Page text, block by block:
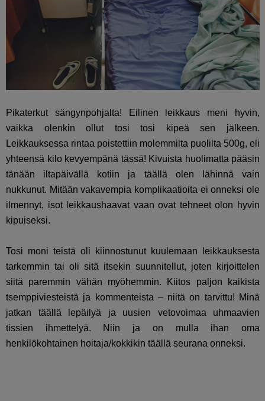
Pikaterkut sängynpohjalta! Eilinen leikkaus meni hyvin,
vaikka olenkin ollut tosi tosi kipeä sen jälkeen.
Leikkauksessa rintaa poistettiin molemmilta puolilta 500g, eli
yhteensä kilo kevyempänä tässä! Kivuista huolimatta pääsin
tänään iltapäivällä kotiin ja täällä olen lähinnä vain
nukkunut. Mitään vakavempia komplikaatioita ei onneksi ole
ilmennyt, isot leikkaushaavat vaan ovat tehneet olon hyvin
kipuiseksi.
Tosi moni teistä oli kiinnostunut kuulemaan leikkauksesta
tarkemmin tai oli sitä itsekin suunnitellut, joten kirjoittelen
siitä paremmin vähän myöhemmin. Kiitos paljon kaikista
tsemppiviesteistä ja kommenteista – niitä on tarvittu! Minä
jatkan täällä lepäilyä ja uusien vetovoimaa uhmaavien
tissien ihmettelyä. Niin ja on mulla ihan oma
henkilökohtainen hoitaja/kokkikin täällä seurana onneksi.